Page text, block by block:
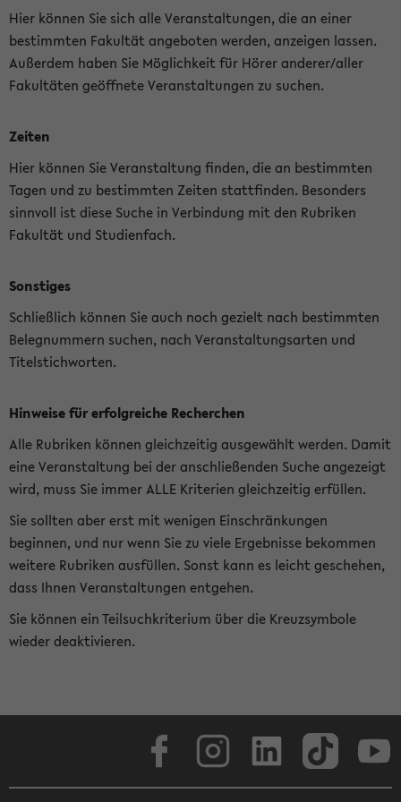
Hier können Sie sich alle Veranstaltungen, die an einer
bestimmten Fakultät angeboten werden, anzeigen lassen.
Außerdem haben Sie Möglichkeit für Hörer anderer/aller
Fakultäten geöffnete Veranstaltungen zu suchen.
Zeiten
Hier können Sie Veranstaltung finden, die an bestimmten
Tagen und zu bestimmten Zeiten stattfinden. Besonders
sinnvoll ist diese Suche in Verbindung mit den Rubriken
Fakultät und Studienfach.
Sonstiges
Schließlich können Sie auch noch gezielt nach bestimmten
Belegnummern suchen, nach Veranstaltungsarten und
Titelstichworten.
Hinweise für erfolgreiche Recherchen
Alle Rubriken können gleichzeitig ausgewählt werden. Damit
eine Veranstaltung bei der anschließenden Suche angezeigt
wird, muss Sie immer ALLE Kriterien gleichzeitig erfüllen.
Sie sollten aber erst mit wenigen Einschränkungen
beginnen, und nur wenn Sie zu viele Ergebnisse bekommen
weitere Rubriken ausfüllen. Sonst kann es leicht geschehen,
dass Ihnen Veranstaltungen entgehen.
Sie können ein Teilsuchkriterium über die Kreuzsymbole
wieder deaktivieren.